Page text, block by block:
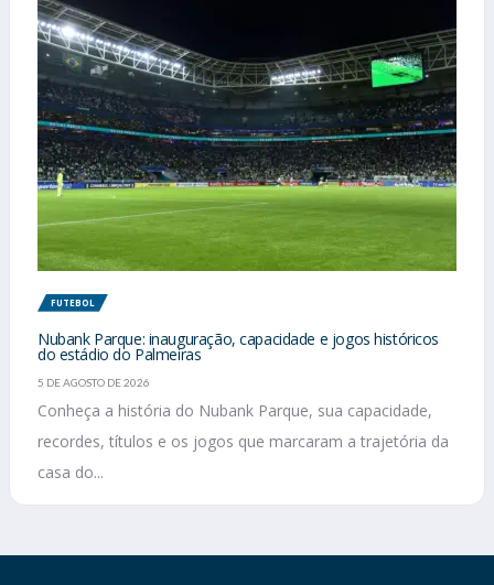
FUTEBOL
Nubank Parque: inauguração, capacidade e jogos históricos
do estádio do Palmeiras
5 DE AGOSTO DE 2026
Conheça a história do Nubank Parque, sua capacidade,
recordes, títulos e os jogos que marcaram a trajetória da
casa do...